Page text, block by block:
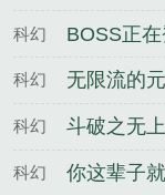
科幻 BOSS正
科幻 无限流的
科幻 斗破之无
科幻 你这辈子